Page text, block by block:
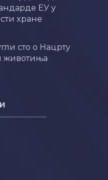
ЕУ у
хране
сто о Нацрту
животиња